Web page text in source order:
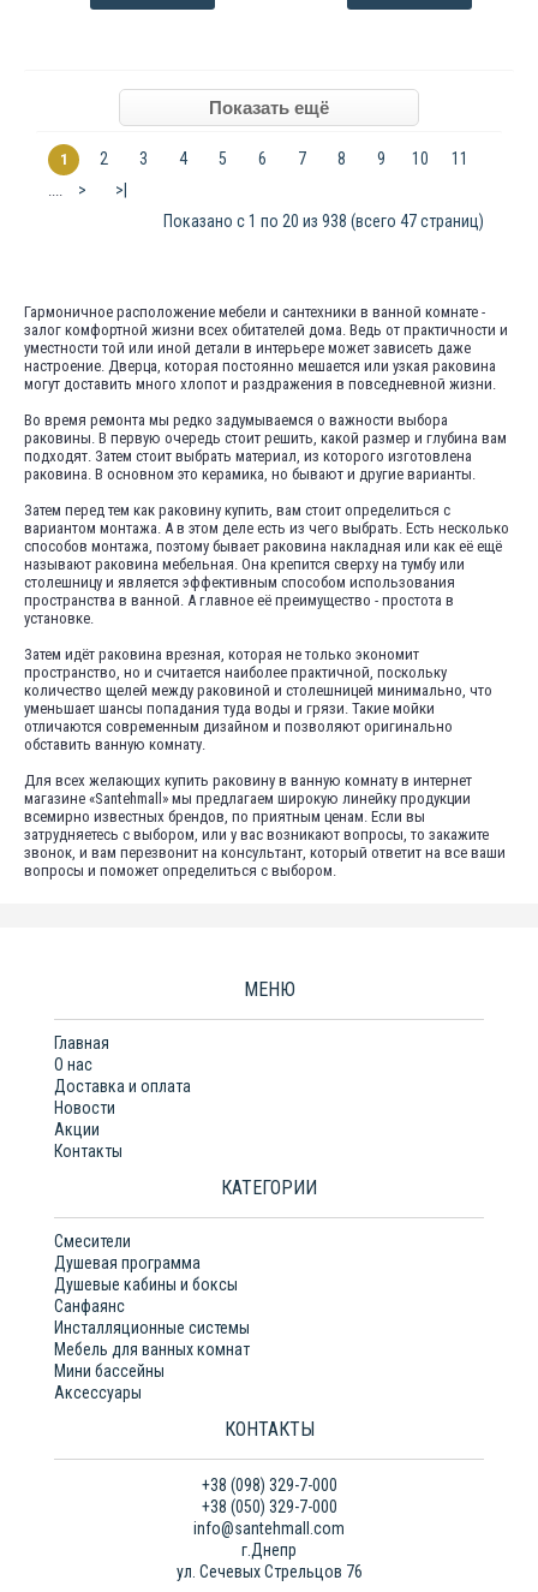
1 2 3 4 5 6 7 8 9 10 11
>
>|
Показано с 1 по 20 из 938 (всего 47 страниц)
Гармоничное расположение мебели и сантехники в ванной комнате -
залог комфортной жизни всех обитателей дома. Ведь от практичности и
уместности той или иной детали в интерьере может зависеть даже
настроение. Дверца, которая постоянно мешается или узкая раковина
могут доставить много хлопот и раздражения в повседневной жизни.
Во время ремонта мы редко задумываемся о важности выбора
раковины. В первую очередь стоит решить, какой размер и глубина вам
подходят. Затем стоит выбрать материал, из которого изготовлена
раковина. В основном это керамика, но бывают и другие варианты.
Затем перед тем как раковину купить, вам стоит определиться с
вариантом монтажа. А в этом деле есть из чего выбрать. Есть несколько
способов монтажа, поэтому бывает раковина накладная или как её ещё
называют раковина мебельная. Она крепится сверху на тумбу или
столешницу и является эффективным способом использования
пространства в ванной. А главное её преимущество - простота в
установке.
Затем идёт раковина врезная, которая не только экономит
пространство, но и считается наиболее практичной, поскольку
количество щелей между раковиной и столешницей минимально, что
уменьшает шансы попадания туда воды и грязи. Такие мойки
отличаются современным дизайном и позволяют оригинально
обставить ванную комнату.
Для всех желающих купить раковину в ванную комнату в интернет
магазине «Santehmall» мы предлагаем широкую линейку продукции
всемирно известных брендов, по приятным ценам. Если вы
затрудняетесь с выбором, или у вас возникают вопросы, то закажите
звонок, и вам перезвонит на консультант, который ответит на все ваши
вопросы и поможет определиться с выбором.
МЕНЮ
Главная
О нас
Доставка и оплата
Новости
Акции
Контакты
КАТЕГОРИИ
Смесители
Душевая программа
Душевые кабины и боксы
Санфаянс
Инсталляционные системы
Мебель для ванных комнат
Мини бассейны
Аксессуары
КОНТАКТЫ
+38 (098) 329-7-000
+38 (050) 329-7-000
info@santehmall.com
г.Днепр
ул. Сечевых Стрельцов 76